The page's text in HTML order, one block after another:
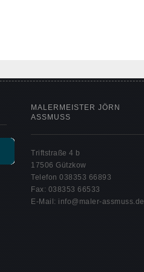
MALERMEISTER JÖRN
ASSMUSS
Triftstraße 4 b
17506 Gützkow
Telefon 038353 66893
Fax: 038353 66533
E-Mail: info@maler-assmuss.de